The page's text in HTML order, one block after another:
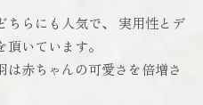
ちらにも人気で、 実用性とデ
いています。
は赤ちゃんの可愛さを倍増さ